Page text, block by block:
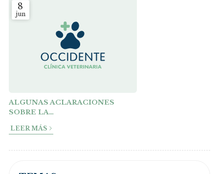
8
jun
ALGUNAS ACLARACIONES
SOBRE LA
LEER MÁS